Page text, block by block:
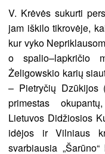
V. Krėvės sukurti
jam iškilo tikrovėje,
kur vyko
o spalio–lapkričio
Żeligowskio karių
– Pietryčių Dzūkijos
primestas
Lietuvos Didžiosios
idėjos ir Vilniaus
svarbiausia